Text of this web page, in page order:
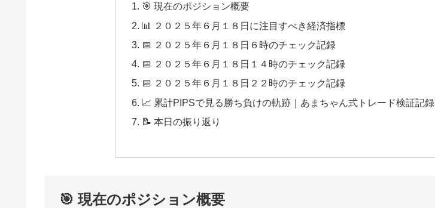
🎯 現在のポジション概要
📊 ２０２５年６月１８日に注目すべき経済指標
📅 ２０２５年６月１８日６時のチェック記録
📅 ２０２５年６月１８日１４時のチェック記録
📅 ２０２５年６月１８日２２時のチェック記録
📈 累計PIPSで見る勝ち負けの軌跡｜あまちゃん式トレード検証記録
📝 本日の振り返り
🎯 現在のポジション概要